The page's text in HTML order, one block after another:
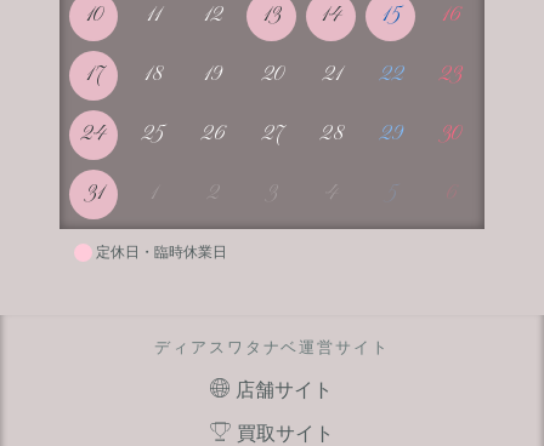
10 11 12 13 14 15 16
17 18 19 20 21 22 23
24 25 26 27 28 29 30
31 1 2 3 4 5 6
定休日・臨時休業日
ディアスワタナベ運営サイト
店舗サイト
買取サイト